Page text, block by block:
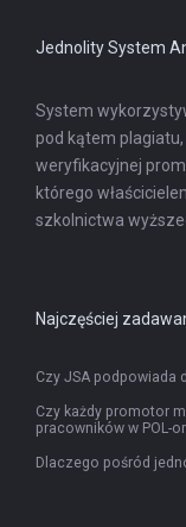
Jednolity System
System
pod kątem
weryfikacyjnej
którego
szkolnictwa
Najczęściej
Czy JSA podpowiada
Czy każdy promotor
pracowników w POL-
Dlaczego pośród